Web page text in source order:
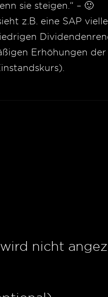
sie steigen.“ – 🙂
z.B. eine SAP
Erhöhungen
nicht